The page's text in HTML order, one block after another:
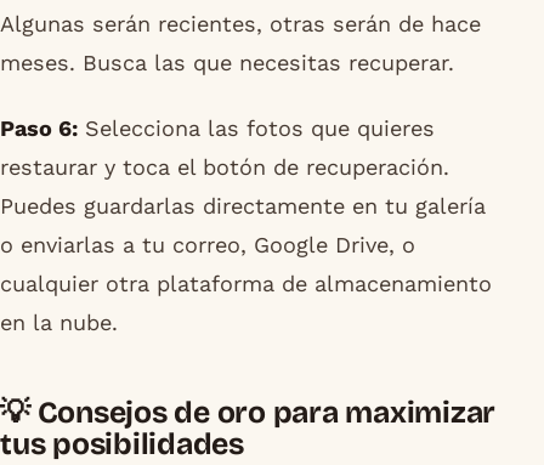
Algunas serán recientes, otras serán de hace
meses. Busca las que necesitas recuperar.
Paso 6: Selecciona las fotos que quieres
restaurar y toca el botón de recuperación.
Puedes guardarlas directamente en tu galería
o enviarlas a tu correo, Google Drive, o
cualquier otra plataforma de almacenamiento
en la nube.
💡 Consejos de oro para maximizar
tus posibilidades